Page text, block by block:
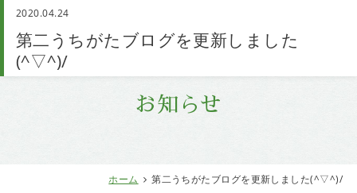
お知らせ
ホーム 第二うちがたブログを更新しました(^▽^)/
2020.04.24
第二うちがたブログを更新しました
(^▽^)/